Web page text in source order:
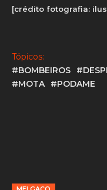
[crédito fotografia:
Tópicos:
#BOMBEIROS
#MOTA
#PODAME